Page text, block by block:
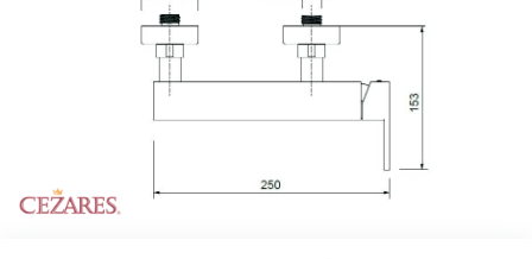
Контакты
Сиденья для душевых ограждений
Комплектующие для мебели